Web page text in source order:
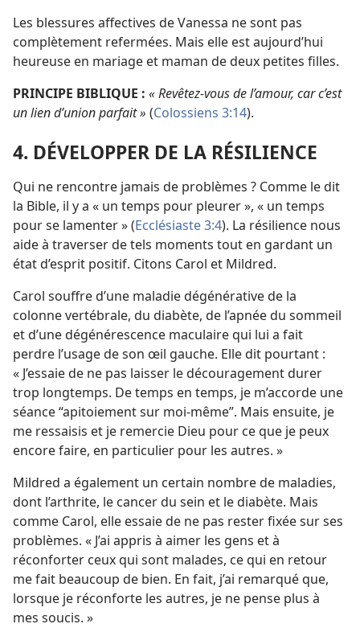
Les blessures affectives de Vanessa ne sont pas
complètement refermées. Mais elle est aujourd’hui
heureuse en mariage et maman de deux petites filles.
PRINCIPE BIBLIQUE : « Revêtez-vous de l’amour, car c’est
un lien d’union parfait » (Colossiens 3:14).
4. DÉVELOPPER DE LA RÉSILIENCE
Qui ne rencontre jamais de problèmes ? Comme le dit
la Bible, il y a « un temps pour pleurer », « un temps
pour se lamenter » (Ecclésiaste 3:4). La résilience nous
aide à traverser de tels moments tout en gardant un
état d’esprit positif. Citons Carol et Mildred.
Carol souffre d’une maladie dégénérative de la
colonne vertébrale, du diabète, de l’apnée du sommeil
et d’une dégénérescence maculaire qui lui a fait
perdre l’usage de son œil gauche. Elle dit pourtant :
« J’essaie de ne pas laisser le découragement durer
trop longtemps. De temps en temps, je m’accorde une
séance “apitoiement sur moi-même”. Mais ensuite, je
me ressaisis et je remercie Dieu pour ce que je peux
encore faire, en particulier pour les autres. »
Mildred a également un certain nombre de maladies,
dont l’arthrite, le cancer du sein et le diabète. Mais
comme Carol, elle essaie de ne pas rester fixée sur ses
problèmes. « J’ai appris à aimer les gens et à
réconforter ceux qui sont malades, ce qui en retour
me fait beaucoup de bien. En fait, j’ai remarqué que,
lorsque je réconforte les autres, je ne pense plus à
mes soucis. »